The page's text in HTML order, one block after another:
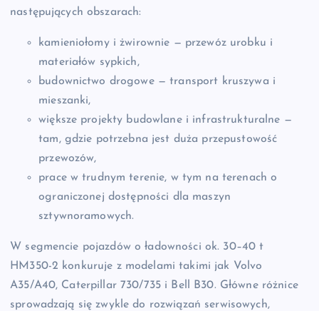
następujących obszarach:
kamieniołomy i żwirownie — przewóz urobku i
materiałów sypkich,
budownictwo drogowe — transport kruszywa i
mieszanki,
większe projekty budowlane i infrastrukturalne —
tam, gdzie potrzebna jest duża przepustowość
przewozów,
prace w trudnym terenie, w tym na terenach o
ograniczonej dostępności dla maszyn
sztywnoramowych.
W segmencie pojazdów o ładowności ok. 30–40 t
HM350-2 konkuruje z modelami takimi jak Volvo
A35/A40, Caterpillar 730/735 i Bell B30. Główne różnice
sprowadzają się zwykle do rozwiązań serwisowych,